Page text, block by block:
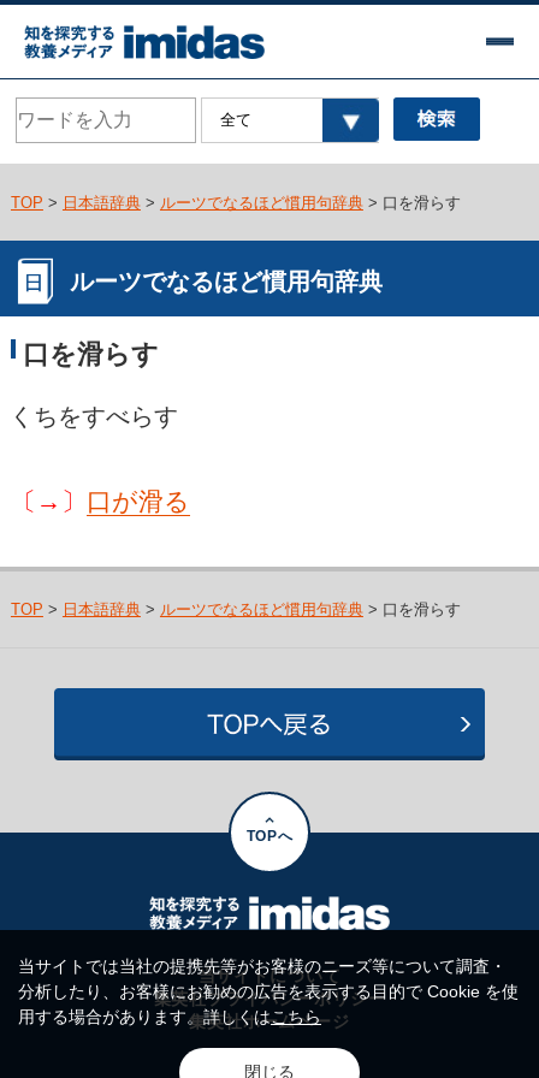
TOP > 日本語辞典> ルーツでなるほど慣用句辞典> 口を滑らす
ルーツでなるほど慣用句辞典
口を滑らす
くちをすべらす
〔→〕 口が滑る
TOP > 日本語辞典> ルーツでなるほど慣用句辞典> 口を滑らす
TOPへ
当サイトについて
集英社プライバシーポリシー
集英社ホームページ
当サイトでは当社の提携先等がお客様のニーズ等について調査・
分析したり、お客様にお勧めの広告を表示する目的で Cookie を使
用する場合があります。詳しくはこちら
閉じる